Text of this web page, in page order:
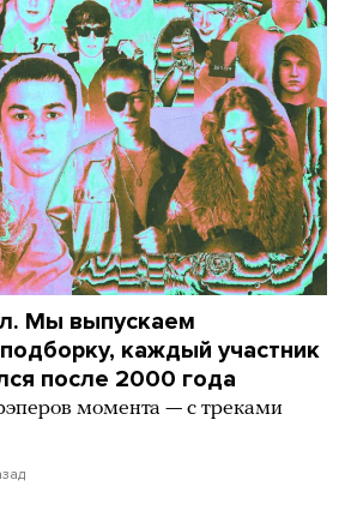
Мы выпускаем
каждый участник
после 2000 года
момента — с треками